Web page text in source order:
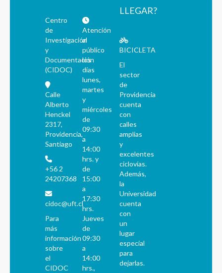
Centro
de
Investigación
y
Documentación
(CIDOC)
Calle
Alberto
Henckel
2317,
Providencia,
Santiago
+56 2
24207368
cidoc@uft.cl
Para
más
información
sobre
el
CIDOC
Atención
al
público
los
días
lunes,
martes
y
miércoles
de
09:30
a
14:00
hrs. y
de
15:00
a
17:30
hrs.
Jueves
de
09:30
a
14:00
hrs.,
LLEGAR?
BICICLETA
El
sector
de
Providencia
cuenta
con
calles
amplias
y
excelentes
ciclovías.
Además,
la
Universidad
cuenta
con
un
lugar
especial
para
dejarlas.